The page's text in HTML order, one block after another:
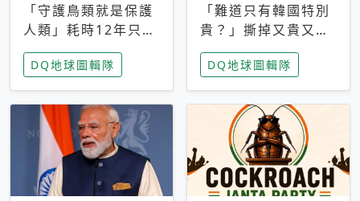
「守護鳥類就是保護
人類」耗時12年只為
追尋台灣最稀有的猛
禽 專訪《飛吧！熊
鷹》導演梁皆得
DQ地球圖輯隊
「難道只有韓國特別
貴？」撕掉又貴又難
用標籤，南韓2026推
公共衛生棉全面免費
DQ地球圖輯隊